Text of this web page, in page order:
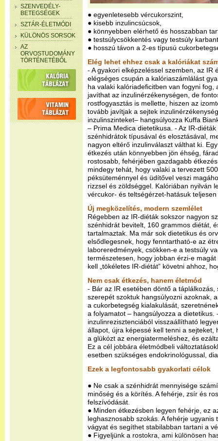
SZENVEDÉLY-
BETEGSÉGEK
SZTÁR-ÉLETMÓDI
KÜLÖNÖS SORSOK
AZ
ORVOSTUDOMÁNY
TÖRTÉNETÉBŐL
● egyenletesebb vércukorszint,
● kisebb inzulincsúcsok,
● könnyebben elérhető és hosszabban
● testsúlycsökkentés vagy testsúly
● hosszú távon a 2-es típusú
Elég lehet ehhez csak a kalóriákat
- A gyakori elképzeléssel szemben, az IR
elégséges csupán a kalóriaszámlálást
ha valaki kalóriadeficitben van fogyni fog,
javíthat az inzulinérzékenységen, de
rostfogyasztás is mellette, hiszen az
tovább javítjak a sejtek
inzulinszinteket– hangsúlyozza Kuffa
– Prima Medica dietetikusa. - Az IR-
szénhidrátok típusával és elosztásával,
nagyon eltérő inzulinválaszt válthat ki.
étkezés után könnyebben jön éhség,
rostosabb, fehérjében gazdagabb
mindegy tehát, hogy valaki a tervezett
péksüteménnyel és üdítővel veszi
rizzsel és zöldséggel. Kalóriában nyilván
vércukor- és teltségérzet-hatásuk
Új megközelítés, modern szemlélet
Régebben az IR-diéták sokszor nagyon
szénhidrát bevitelt, 160 grammos diétát,
tartalmaztak. Ma már sok dietetikus és
elsődlegesnek, hogy fenntartható-e az
laboreredmények, csökken-e a testsúly
természetesen, hogy jobban érzi-e
kell „tökéletes IR-diétát” követni ahhoz,
Nem csak étkezés, hanem életmód
- Bár az IR esetében döntő a
szerepét szoktuk hangsúlyozni azoknak,
a cukorbetegség kialakulását,
a folyamatot – hangsúlyozza a dietetikus.
inzulinrezisztenciából visszaállítható
állapot, újra képessé kell tenni a sejteket,
a glükózt az energiatermeléshez, és
Ez a cél jobbára életmódbeli
esetben szükséges endokrinológussal,
Ezek a legfontosabb gyakorlati célok
● Ne csak a szénhidrát mennyisége
minőség és a körítés. A fehérje, zsír és
felszívódását.
● Minden étkezésben legyen fehérje, ez
leghasznosabb szokás. A fehérje
vágyat és segíthet stabilabban tartani a
● Figyeljünk a rostokra, ami különösen